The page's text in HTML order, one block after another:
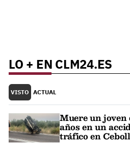
LO + EN CLM24.ES
VISTO ACTUAL
Muere un joven
años en un
tráfico en